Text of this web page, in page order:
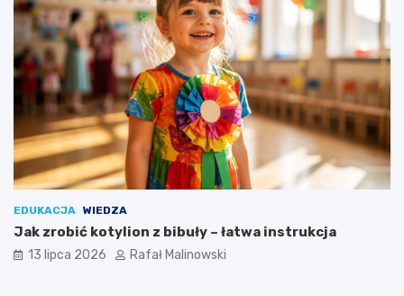
EDUKACJA WIEDZA
Jak zrobić kotylion z bibuły – łatwa instrukcja
13 lipca 2026 Rafał Malinowski